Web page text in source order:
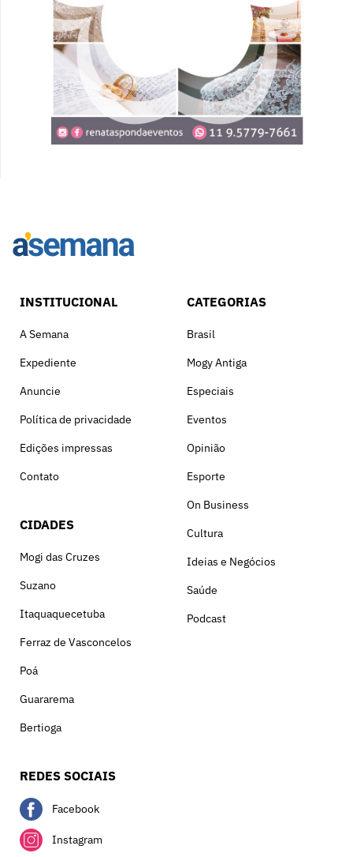
INSTITUCIONAL
A Semana
Expediente
Anuncie
Política de privacidade
Edições impressas
Contato
CIDADES
Mogi das Cruzes
Suzano
Itaquaquecetuba
Ferraz de Vasconcelos
Poá
Guararema
Bertioga
CATEGORIAS
Brasil
Mogy Antiga
Especiais
Eventos
Opinião
Esporte
On Business
Cultura
Ideias e Negócios
Saúde
Podcast
REDES SOCIAIS
Facebook
Instagram